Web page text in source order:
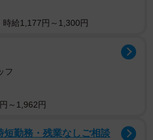
2/2
時給1,177円～1,300円
フ
～1,962円
短勤務・残業なしご相談